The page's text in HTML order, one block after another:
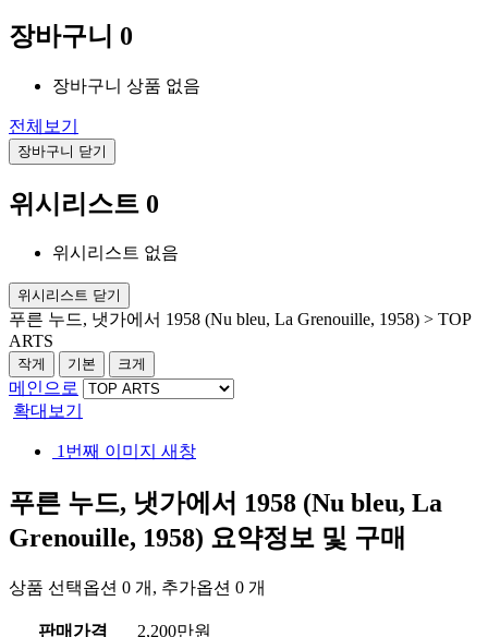
장바구니 0
장바구니 상품 없음
전체보기
장바구니 닫기
위시리스트 0
위시리스트 없음
위시리스트 닫기
푸른 누드, 냇가에서 1958 (Nu bleu, La Grenouille, 1958) > TOP
ARTS
작게 기본 크게
메인으로
확대보기
1번째 이미지 새창
푸른 누드, 냇가에서 1958 (Nu bleu, La
Grenouille, 1958) 요약정보 및 구매
상품 선택옵션 0 개, 추가옵션 0 개
판매가격
2,200만원